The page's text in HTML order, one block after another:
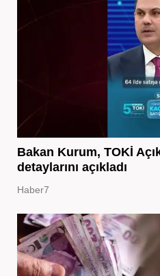
Bakan Kurum, TOKİ
detaylarını açıkladı
Haber7